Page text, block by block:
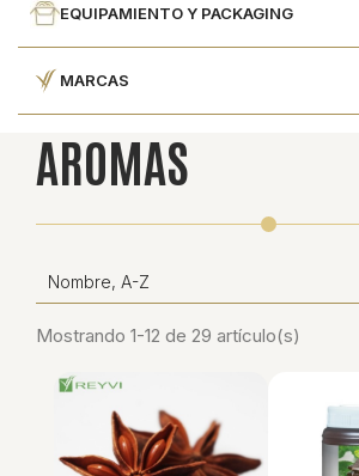
EQUIPAMIENTO Y PACKAGING
MARCAS
AROMAS
Nombre, A-Z
Mostrando 1-12 de 29 artículo(s)